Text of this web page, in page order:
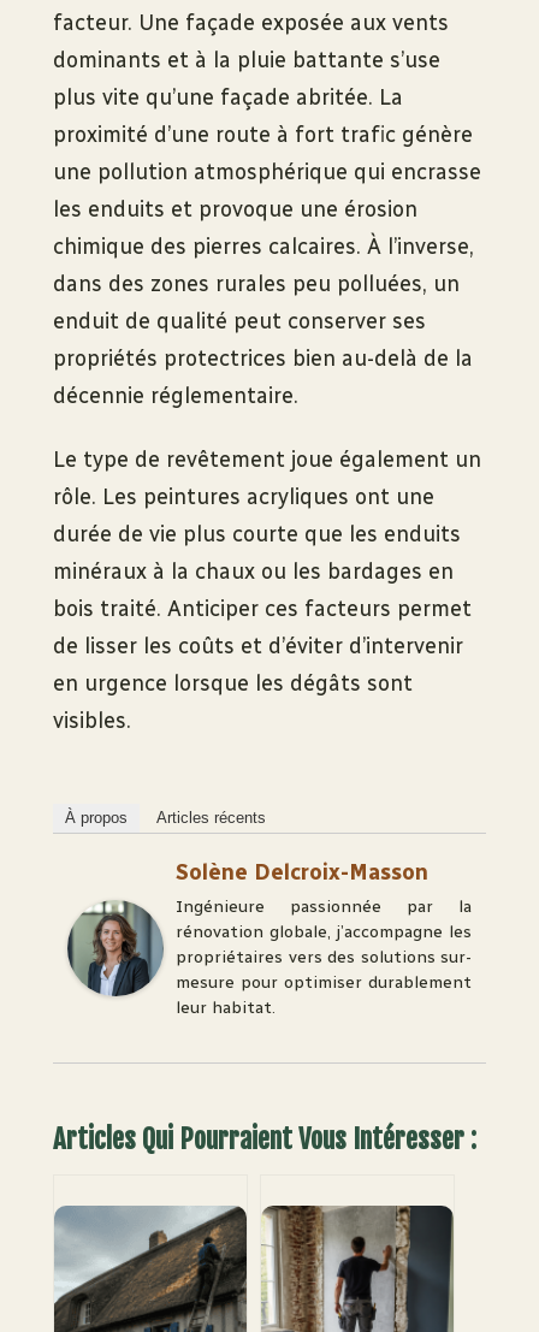
facteur. Une façade exposée aux vents
dominants et à la pluie battante s’use
plus vite qu’une façade abritée. La
proximité d’une route à fort trafic génère
une pollution atmosphérique qui encrasse
les enduits et provoque une érosion
chimique des pierres calcaires. À l’inverse,
dans des zones rurales peu polluées, un
enduit de qualité peut conserver ses
propriétés protectrices bien au-delà de la
décennie réglementaire.
Le type de revêtement joue également un
rôle. Les peintures acryliques ont une
durée de vie plus courte que les enduits
minéraux à la chaux ou les bardages en
bois traité. Anticiper ces facteurs permet
de lisser les coûts et d’éviter d’intervenir
en urgence lorsque les dégâts sont
visibles.
À propos Articles récents
Solène Delcroix-Masson
Ingénieure passionnée par la
rénovation globale, j’accompagne les
propriétaires vers des solutions sur-
mesure pour optimiser durablement
leur habitat.
Articles Qui Pourraient Vous Intéresser :